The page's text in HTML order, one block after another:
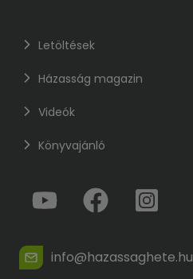
Letöltések
Házasság magazin
Videók
Könyvajánló
info@hazassaghete.hu